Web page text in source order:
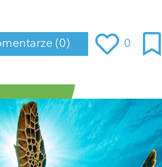
(0) 0